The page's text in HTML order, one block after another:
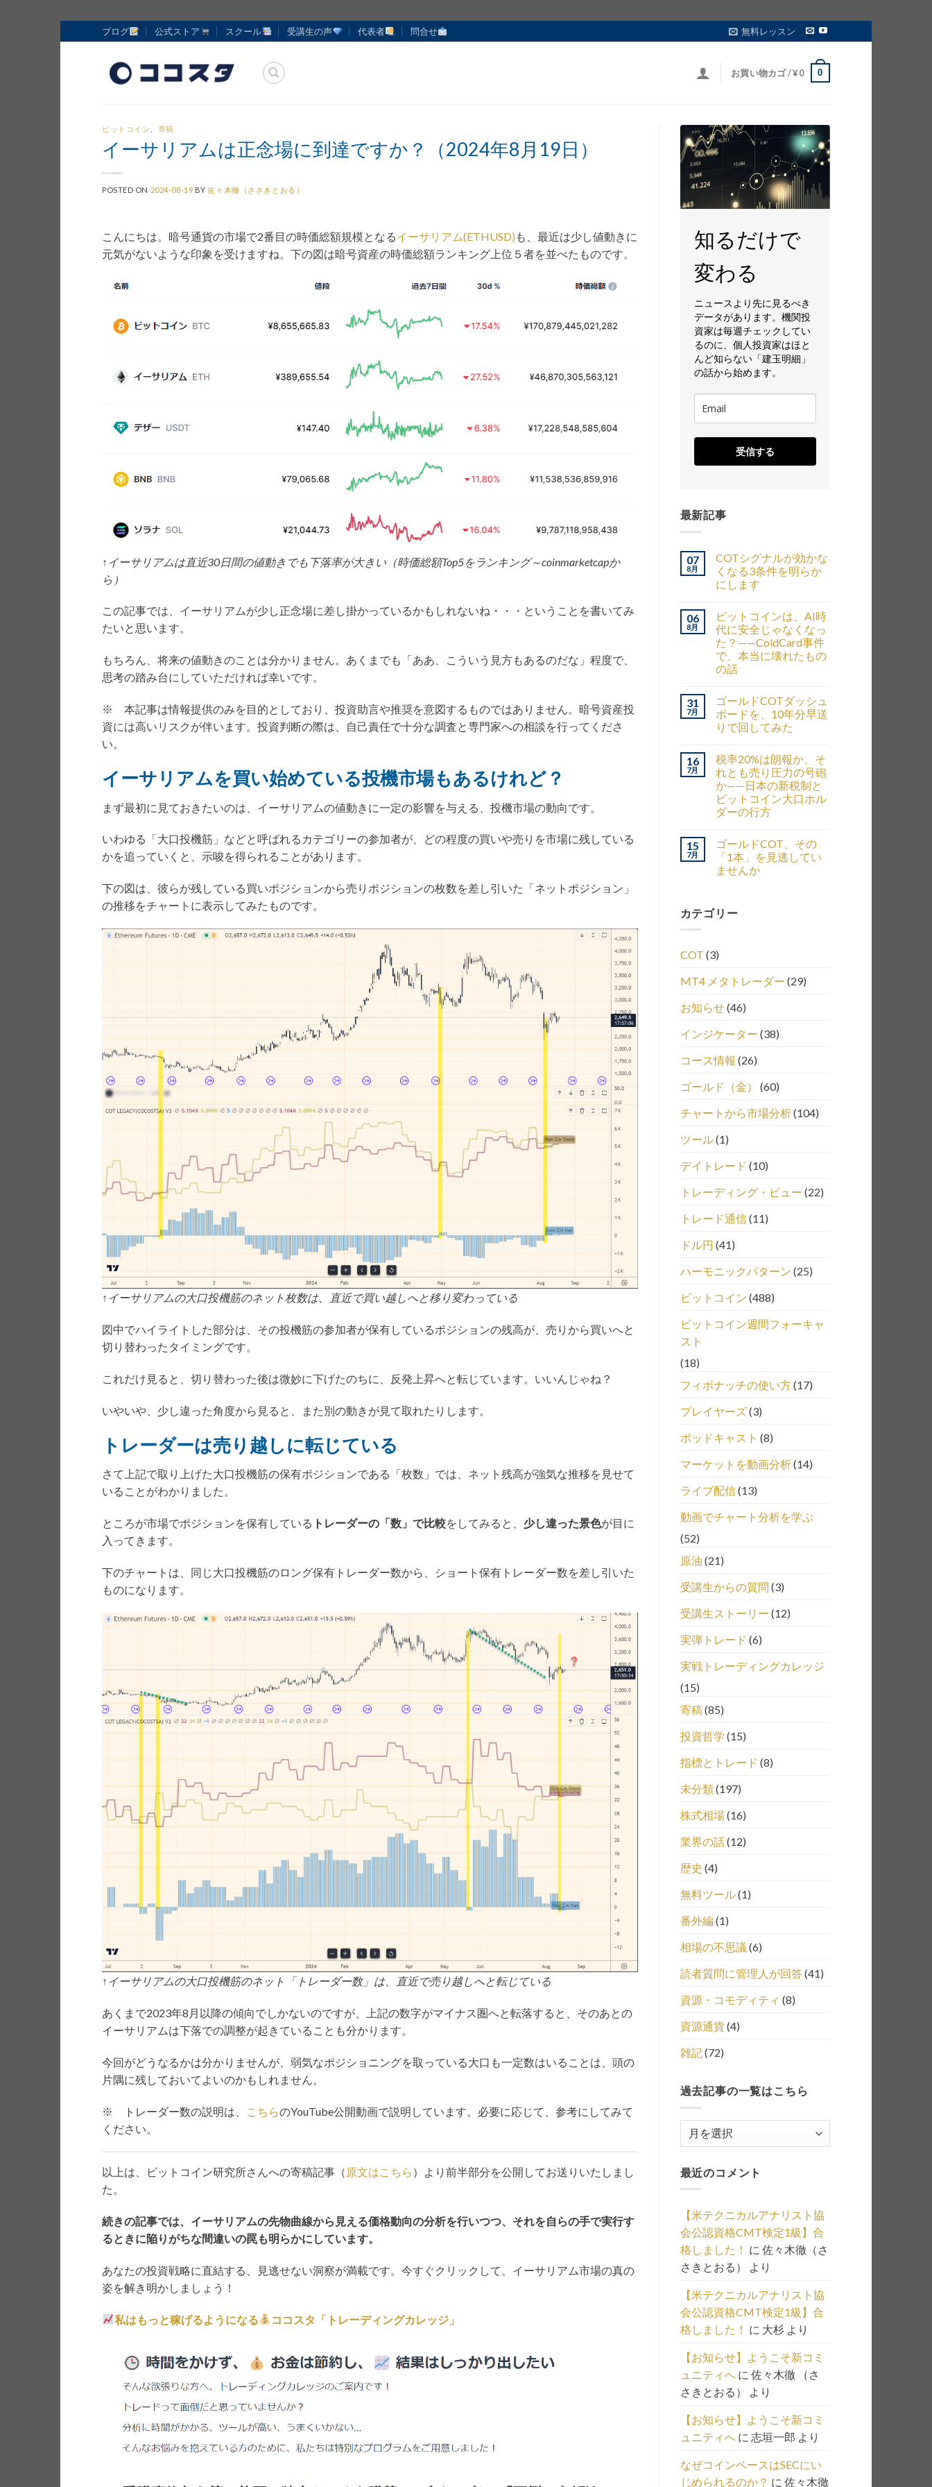
to
ブログ 公式ストア スクール 受講生の声 代表者 問合せ 無料レッスン
お買い物カゴ /¥0 0
ビットコイン 寄稿
イーサリアムは正念場に到達ですか？（2024年8月19日）
POSTED ON 2024-08-19 BY佐々木徹（ささきとおる）
こんにちは。暗号通貨の市場で2番目の時価総額規模となるイーサリアム(ETHUSD) も、最近は少し値動きに
元気がないような印象を受けますね。下の図は暗号資産の時価総額ランキング上位５者を並べたものです。
↑イーサリアムは直近30日間の値動きでも下落率が大きい（時価総額Top5をランキング～coinmarketcapか
ら）
この記事では、イーサリアムが少し正念場に差し掛かっているかもしれないね・・・ということを書いてみ
たいと思います。
もちろん、将来の値動きのことは分かりません。あくまでも「ああ、こういう見方もあるのだな」程度で、
思考の踏み台にしていただければ幸いです。
※ 本記事は情報提供のみを目的としており、投資助言や推奨を意図するものではありません。暗号資産投
資には高いリスクが伴います。投資判断の際は、自己責任で十分な調査と専門家への相談を行ってくださ
い。
イーサリアムを買い始めている投機市場もあるけれど？
まず最初に見ておきたいのは、イーサリアムの値動きに一定の影響を与える、投機市場の動向です。
いわゆる「大口投機筋」などと呼ばれるカテゴリーの参加者が、どの程度の買いや売りを市場に残している
かを追っていくと、示唆を得られることがあります。
下の図は、彼らが残している買いポジションから売りポジションの枚数を差し引いた「ネットポジション」
の推移をチャートに表示してみたものです。
↑イーサリアムの大口投機筋のネット枚数は、直近で買い越しへと移り変わっている
図中でハイライトした部分は、その投機筋の参加者が保有しているポジションの残高が、売りから買いへと
切り替わったタイミングです。
これだけ見ると、切り替わった後は微妙に下げたのちに、反発上昇へと転じています。いいんじゃね？
いやいや、少し違った角度から見ると、また別の動きが見て取れたりします。
トレーダーは売り越しに転じている
さて上記で取り上げた大口投機筋の保有ポジションである「枚数」では、ネット残高が強気な推移を見せて
いることがわかりました。
ところが市場でポジションを保有している トレーダーの「数」で比較をしてみると、 少し違った景色が目に
入ってきます。
下のチャートは、同じ大口投機筋のロング保有トレーダー数から、ショート保有トレーダー数を差し引いた
ものになります。
↑イーサリアムの大口投機筋のネット「トレーダー数」は、直近で売り越しへと転じている
あくまで2023年8月以降の傾向でしかないのですが、上記の数字がマイナス圏へと転落すると、そのあとの
イーサリアムは下落での調整が起きていることも分かります。
今回がどうなるかは分かりませんが、弱気なポジショニングを取っている大口も一定数はいることは、頭の
片隅に残しておいてよいのかもしれません。
※ トレーダー数の説明は、 こちらのYouTube公開動画で説明しています。必要に応じて、参考にしてみて
ください。
以上は、ビットコイン研究所さんへの寄稿記事（ 原文はこちら ）より前半部分を公開してお送りいたしまし
た。
続きの記事では、イーサリアムの先物曲線から見える価格動向の分析を行いつつ、それを自らの手で実行す
るときに陥りがちな間違いの罠も明らかにしています。
あなたの投資戦略に直結する、見逃せない洞察が満載です。今すぐクリックして、イーサリアム市場の真の
姿を解き明かしましょう！
私はもっと稼げるようになる ココスタ「トレーディングカレッジ」
知るだけで
変わる
ニュースより先に見るべき
データがあります。機関投
資家は毎週チェックしてい
るのに、個人投資家はほと
んど知らない「建玉明細」
の話から始めます。
受信する
最新記事
07
8月
COTシグナルが効かな
くなる3条件を明らか
にします
06
8月
ビットコインは、AI時
代に安全じゃなくなっ
た？——ColdCard事件
で、本当に壊れたもの
の話
31
7月
ゴールドCOTダッシュ
ボードを、10年分早送
りで回してみた
16
7月
税率20%は朗報か、そ
れとも売り圧力の号砲
か——日本の新税制と
ビットコイン大口ホル
ダーの行方
15
7月
ゴールドCOT、その
「1本」を見逃してい
ませんか
カテゴリー
COT (3)
MT4 メタトレーダー (29)
お知らせ(46)
インジケーター (38)
コース情報 (26)
ゴールド（金）
(60)
チャートから市場分析(104)
ツール(1)
デイトレード (10)
トレーディング・ビュー (22)
トレード通信(11)
ドル円 (41)
ハーモニックパターン (25)
ビットコイン (488)
ビットコイン週間フォーキャ
スト
(18)
フィボナッチの使い方(17)
プレイヤーズ(3)
ポッドキャスト (8)
マーケットを動画分析(14)
ライブ配信(13)
動画でチャート分析を学ぶ
(52)
原油 (21)
受講生からの質問 (3)
受講生ストーリー (12)
実弾トレード (6)
実戦トレーディングカレッジ
(15)
寄稿(85)
投資哲学 (15)
指標とトレード (8)
未分類(197)
株式相場(16)
業界の話(12)
歴史 (4)
無料ツール(1)
番外編(1)
相場の不思議 (6)
読者質問に管理人が回答(41)
資源・コモディティ (8)
資源通貨(4)
雑記(72)
過去記事の一覧はこちら
事
の
一
覧
は
こ
ち
ら
最近のコメント
【米テクニカルアナリスト協
会公認資格CMT検定1級】合
格しました！ に 佐々木徹（さ
さきとおる）
より
【米テクニカルアナリスト協
会公認資格CMT検定1級】合
格しました！ に 大杉より
【お知らせ】ようこそ新コミ
ュニティへに 佐々木徹 （さ
さきとおる）
より
【お知らせ】ようこそ新コミ
ュニティへに 志垣一郎 より
なぜコインベースはSECにい
じめられるのか？ に 佐々木徹